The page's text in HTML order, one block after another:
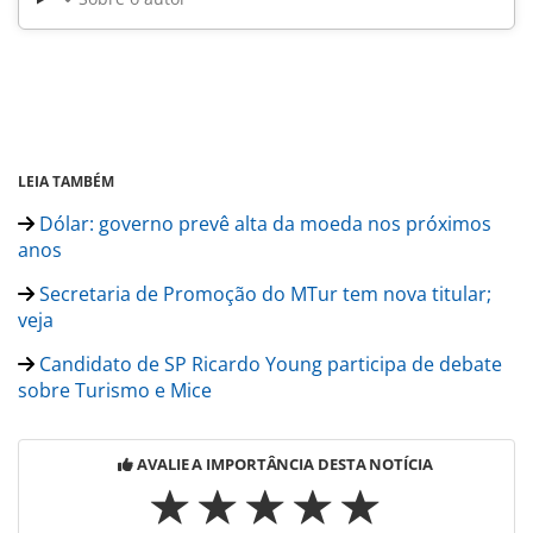
LEIA TAMBÉM
Dólar: governo prevê alta da moeda nos próximos
anos
Secretaria de Promoção do MTur tem nova titular;
veja
Candidato de SP Ricardo Young participa de debate
sobre Turismo e Mice
AVALIE A IMPORTÂNCIA DESTA NOTÍCIA